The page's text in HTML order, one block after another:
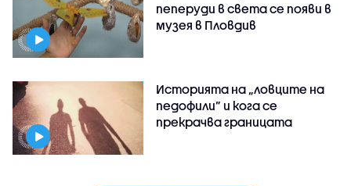
пеперуди в света се появи в
музея в Пловдив
Историята на „ловците на
педофили” и кога се
прекрачва границата